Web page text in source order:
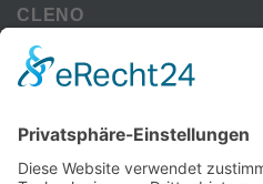
CLENO
Alle Vorteile
kostenloser Versand
Deine Zahlmöglichkeiten